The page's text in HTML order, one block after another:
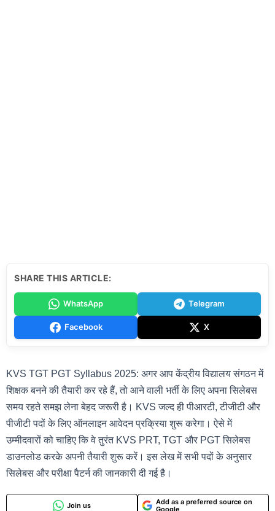
SHARE THIS ARTICLE:
WhatsApp Telegram
Facebook X
KVS TGT PGT Syllabus 2025: अगर आप केंद्रीय विद्यालय संगठन में
शिक्षक बनने की तैयारी कर रहे हैं, तो आने वाली भर्ती के लिए अपना सिलेबस
समय रहते समझ लेना बेहद जरूरी है। KVS जल्द ही पीआरटी, टीजीटी और
पीजीटी पदों के लिए ऑनलाइन आवेदन प्रक्रिया शुरू करेगा। ऐसे में
उम्मीदवारों को चाहिए कि वे तुरंत KVS PRT, TGT और PGT सिलेबस
डाउनलोड करके अपनी तैयारी शुरू करें। इस लेख में सभी पदों के अनुसार
सिलेबस और परीक्षा पैटर्न की जानकारी दी गई है।
Join us
Add as a preferred source on
Google